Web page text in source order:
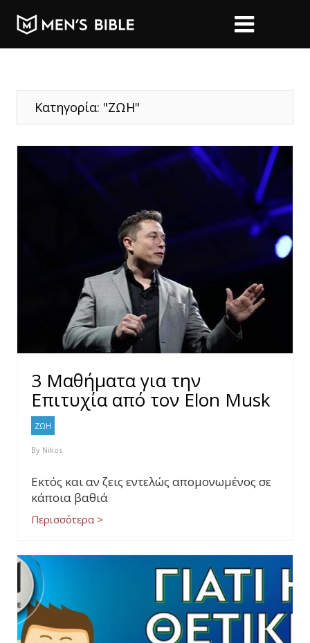
Κατηγορία: "ΖΩΗ"
3 Μαθήματα για την
Επιτυχία από τον Elon Musk
ΖΩΗ
By Nikos
Εκτός και αν ζεις εντελώς απομονωμένος σε
κάποια βαθιά
Περισσότερα >